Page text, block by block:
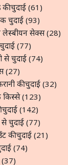
चुदाई (61)
चुदाई (93)
सेक्स(28)
(77)
से चुदाई (74)
(27)
की चुदाई (32)
किस्से(123)
(142)
चुदाई (77)
की चुदाई (21)
(74)
(37)